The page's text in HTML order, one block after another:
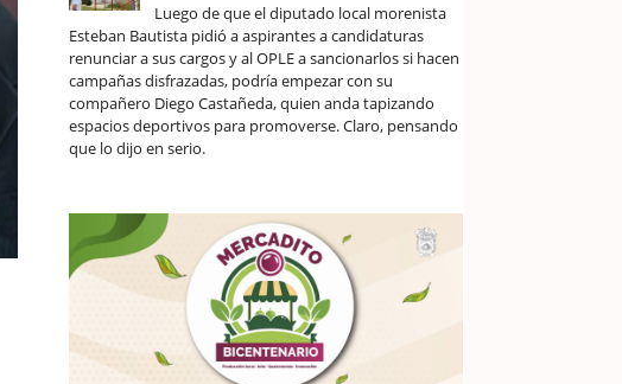
Luego de que el diputado local morenista
Esteban Bautista pidió a aspirantes a candidaturas
renunciar a sus cargos y al OPLE a sancionarlos si hacen
campañas disfrazadas, podría empezar con su
compañero Diego Castañeda, quien anda tapizando
espacios deportivos para promoverse. Claro, pensando
que lo dijo en serio.